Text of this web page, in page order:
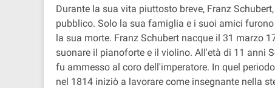
Durante la sua vita piuttosto breve, Franz
pubblico. Solo la sua famiglia e i suoi amici
la sua morte. Franz Schubert nacque il 31 marzo
suonare il pianoforte e il violino. All'età di 11 anni
fu ammesso al coro dell'imperatore. In quel
nel 1814 iniziò a lavorare come insegnante nella